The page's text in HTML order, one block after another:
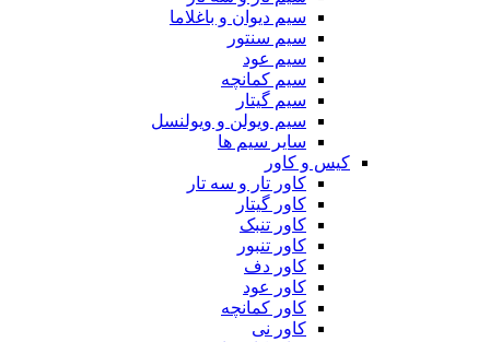
سیم دیوان و باغلاما
سیم سنتور
سیم عود
سیم کمانچه
سیم گیتار
سیم ویولن و ویولنسل
سایر سیم ها
کیس و کاور
کاور تار و سه تار
کاور گیتار
کاور تنبک
کاور تنبور
کاور دف
کاور عود
کاور کمانچه
کاور نی